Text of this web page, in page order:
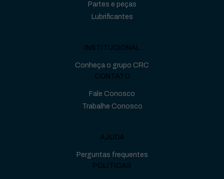
Partes e peças
Lubrificantes
INSTITUCIONAL
Conheça o grupo CRC
CONTATO
Fale Conosco
Trabalhe Conosco
AJUDA
Perguntas frequentes
POLÍTICAS